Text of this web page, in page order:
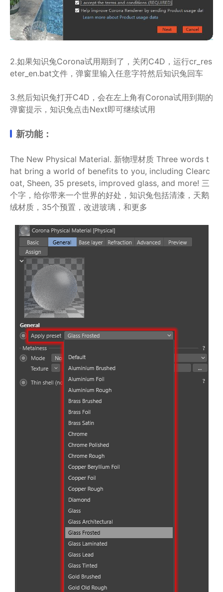
2.如果知识兔Corona试用期到了，关闭C4D，运行cr_res
eter_en.bat文件，弹窗里输入任意字符然后知识兔回车
3.然后知识兔打开C4D，会在左上角有Corona试用到期的
弹窗提示，知识兔点击Next即可继续试用
新功能：
The New Physical Material. 新物理材质 Three words t
hat bring a world of benefits to you, including Clearc
oat, Sheen, 35 presets, improved glass, and more! 三
个字，给你带来一个世界的好处，知识兔包括清漆，天鹅
绒材质，35个预置，改进玻璃，和更多